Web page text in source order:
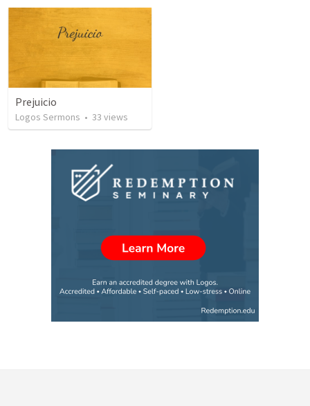
Prejuicio
Logos Sermons • 33 views